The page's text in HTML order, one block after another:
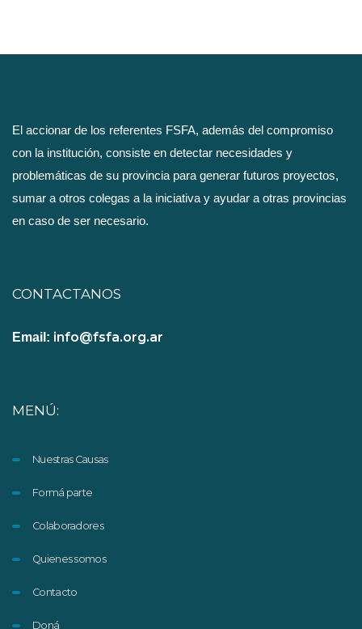
El accionar de los referentes FSFA, además del compromiso
con la institución, consiste en detectar necesidades y
problemáticas de su provincia para generar futuros proyectos,
sumar a otros colegas a la iniciativa y ayudar a otras provincias
en caso de ser necesario.
CONTACTANOS
Email: info@fsfa.org.ar
MENÚ:
Nuestras Causas
Formá parte
Colaboradores
Quienes somos
Contacto
Doná